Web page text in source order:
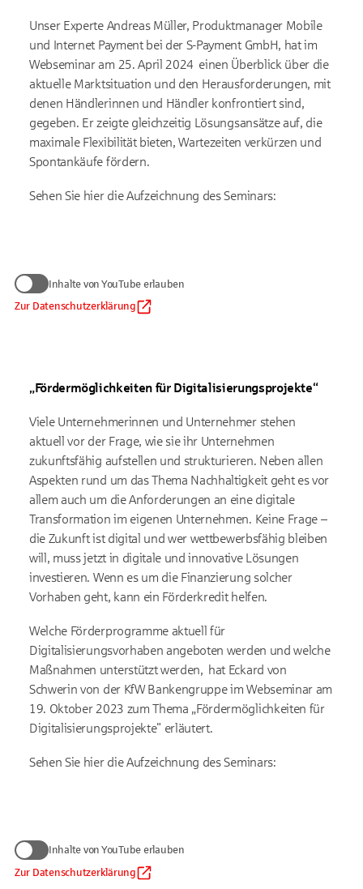
Unser Experte Andreas Müller, Produktmanager Mobile
und Internet Payment bei der S-Payment GmbH, hat im
Webseminar am 25. April 2024 einen Überblick über die
aktuelle Marktsituation und den Herausforderungen, mit
denen Händlerinnen und Händler konfrontiert sind,
gegeben. Er zeigte gleichzeitig Lösungsansätze auf, die
maximale Flexibilität bieten, Wartezeiten verkürzen und
Spontankäufe fördern.
Sehen Sie hier die Aufzeichnung des Seminars:
Inhalte von YouTube erlauben
Zur Datenschutzerklärung
zum Anzeigen von YouTube-Videos
Daten werden nur an Google übermittelt, soweit dies für die
Einbindung von YouTube erforderlich ist. Informationen finden
Länder ohne der EU gleichwertiges Datenschutzniveau (z. B.
Datenschutzerklärung.
Inhalte von YouTube erlauben
„Fördermöglichkeiten für Digitalisierungsprojekte“
Viele Unternehmerinnen und Unternehmer stehen
aktuell vor der Frage, wie sie ihr Unternehmen
zukunftsfähig aufstellen und strukturieren. Neben allen
Aspekten rund um das Thema Nachhaltigkeit geht es vor
allem auch um die Anforderungen an eine digitale
Transformation im eigenen Unternehmen. Keine Frage –
die Zukunft ist digital und wer wettbewerbsfähig bleiben
will, muss jetzt in digitale und innovative Lösungen
investieren. Wenn es um die Finanzierung solcher
Vorhaben geht, kann ein Förderkredit helfen.
Welche Förderprogramme aktuell für
Digitalisierungsvorhaben angeboten werden und welche
Maßnahmen unterstützt werden, hat Eckard von
Schwerin von der KfW Bankengruppe im Webseminar am
19. Oktober 2023 zum Thema „Fördermöglichkeiten für
Digitalisierungsprojekte" erläutert.
Sehen Sie hier die Aufzeichnung des Seminars:
Inhalte von YouTube erlauben
Zur Datenschutzerklärung
zum Anzeigen von YouTube-Videos
Daten werden nur an Google übermittelt, soweit dies für die
Einbindung von YouTube erforderlich ist. Informationen finden
Inhalte von YouTube erlauben